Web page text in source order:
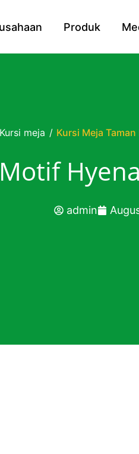
Produk
Kursi meja / Kursi Meja
admin